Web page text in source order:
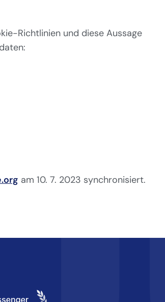
Richtlinien und diese Aussage
am 10. 7. 2023 synchronisiert.